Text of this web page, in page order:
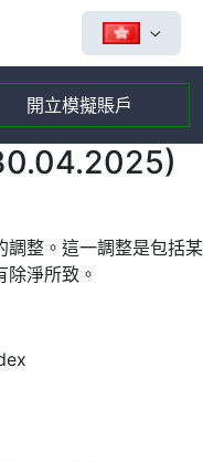
開立模擬賬戶
調整。這一調整是包括某
淨所致。